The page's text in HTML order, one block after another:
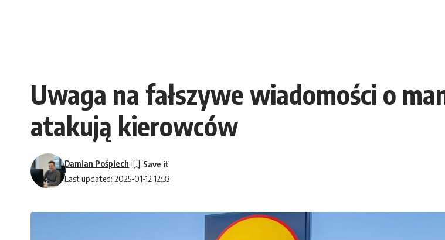
Uwaga na fałszywe wiadomości o
atakują kierowców
Last updated: 2025-01-12 12:33
Damian Pośpiech